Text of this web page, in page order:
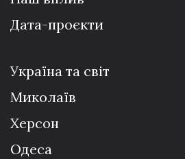
Дата-проєкти
Україна та світ
Миколаїв
Херсон
Одеса